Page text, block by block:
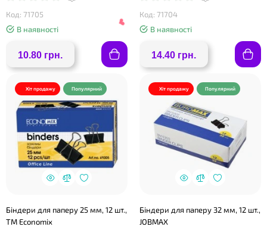
Код: 71705
В наявності
10.80 грн.
Код: 71704
В наявності
14.40 грн.
Хіт продажу Популярний
Біндери для паперу 25 мм, 12 шт.,
ТМ Economix
Хіт продажу Популярний
Біндери для паперу 32 мм, 12 шт.,
JOBMAX
❤